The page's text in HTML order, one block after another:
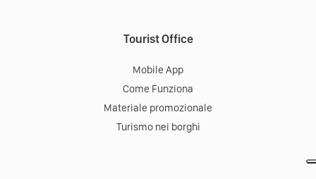
Tourist Office
Mobile App
Come Funziona
Materiale promozionale
Turismo nei borghi